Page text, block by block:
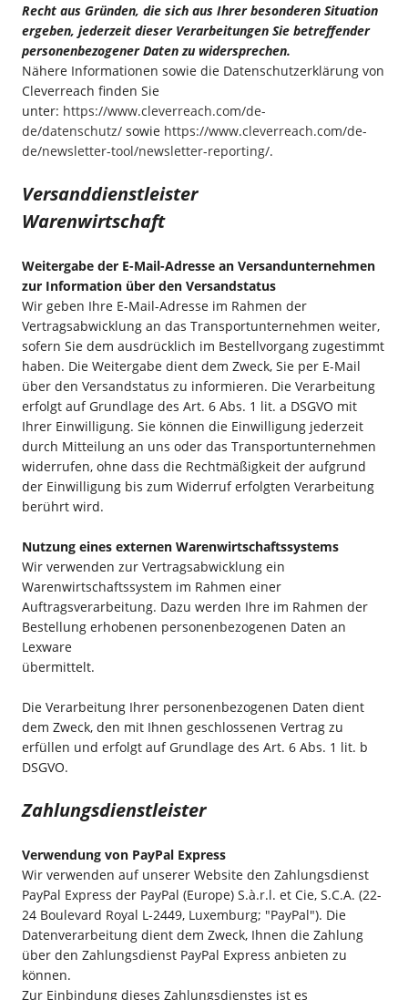
Recht aus Gründen, die sich aus Ihrer besonderen Situation
ergeben, jederzeit dieser Verarbeitungen Sie betreffender
personenbezogener Daten zu widersprechen.
Nähere Informationen sowie die Datenschutzerklärung von
Cleverreach finden Sie
unter: https://www.cleverreach.com/de-
de/datenschutz/ sowie https://www.cleverreach.com/de-
de/newsletter-tool/newsletter-reporting/.
Versanddienstleister
Warenwirtschaft
Weitergabe der E-Mail-Adresse an Versandunternehmen
zur Information über den Versandstatus
Wir geben Ihre E-Mail-Adresse im Rahmen der
Vertragsabwicklung an das Transportunternehmen weiter,
sofern Sie dem ausdrücklich im Bestellvorgang zugestimmt
haben. Die Weitergabe dient dem Zweck, Sie per E-Mail
über den Versandstatus zu informieren. Die Verarbeitung
erfolgt auf Grundlage des Art. 6 Abs. 1 lit. a DSGVO mit
Ihrer Einwilligung. Sie können die Einwilligung jederzeit
durch Mitteilung an uns oder das Transportunternehmen
widerrufen, ohne dass die Rechtmäßigkeit der aufgrund
der Einwilligung bis zum Widerruf erfolgten Verarbeitung
berührt wird.
Nutzung eines externen Warenwirtschaftssystems
Wir verwenden zur Vertragsabwicklung ein
Warenwirtschaftssystem im Rahmen einer
Auftragsverarbeitung. Dazu werden Ihre im Rahmen der
Bestellung erhobenen personenbezogenen Daten an
Lexware
übermittelt.
Die Verarbeitung Ihrer personenbezogenen Daten dient
dem Zweck, den mit Ihnen geschlossenen Vertrag zu
erfüllen und erfolgt auf Grundlage des Art. 6 Abs. 1 lit. b
DSGVO.
Zahlungsdienstleister
Verwendung von PayPal Express
Wir verwenden auf unserer Website den Zahlungsdienst
PayPal Express der PayPal (Europe) S.à.r.l. et Cie, S.C.A. (22-
24 Boulevard Royal L-2449, Luxemburg; "PayPal"). Die
Datenverarbeitung dient dem Zweck, Ihnen die Zahlung
über den Zahlungsdienst PayPal Express anbieten zu
können.
Zur Einbindung dieses Zahlungsdienstes ist es